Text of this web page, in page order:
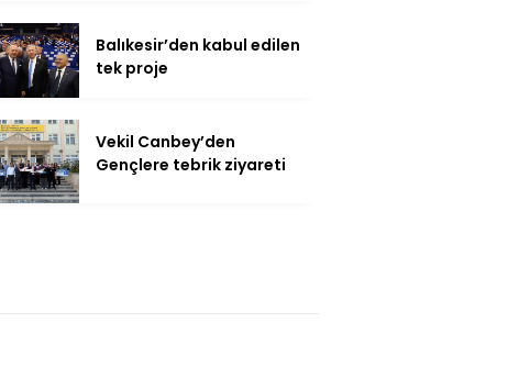
Balıkesir’den kabul edilen
tek proje
Vekil Canbey’den
Gençlere tebrik ziyareti